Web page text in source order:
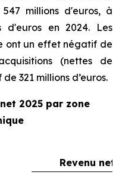
millions d'euros, à
d'euros en 2024. Les
ont un effet négatif de
(nettes de
321 millions d’euros.
2025 par zone
Revenu net